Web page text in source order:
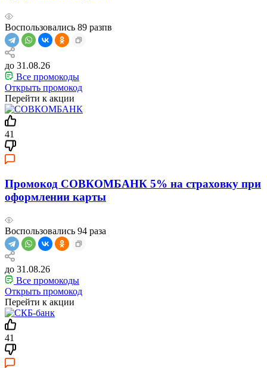
Воспользовались 89 разпв
до 31.08.26
Все промокоды
Открыть промокод
Перейти к акции
41
Промокод СОВКОМБАНК 5% на страховку при
оформлении карты
Воспользовались 94 раза
до 31.08.26
Все промокоды
Открыть промокод
Перейти к акции
41